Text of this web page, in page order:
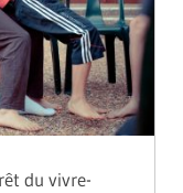
du vivre-